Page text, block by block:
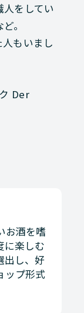
をしてい
。
もいまし
Der
お酒を嗜
に楽しむ
出し、好
ップ形式